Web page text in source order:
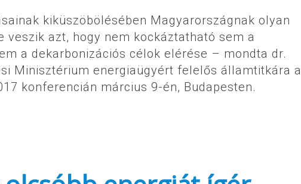
kiküszöbölésében Magyarországnak olyan
azt, hogy nem kockáztatható sem a
a dekarbonizációs célok elérése – mondta dr.
Minisztérium energiaügyért felelős államtitkára a
konferencián március 9-én, Budapesten.